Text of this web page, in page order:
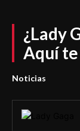
¿Lady
Aquí
Noticias